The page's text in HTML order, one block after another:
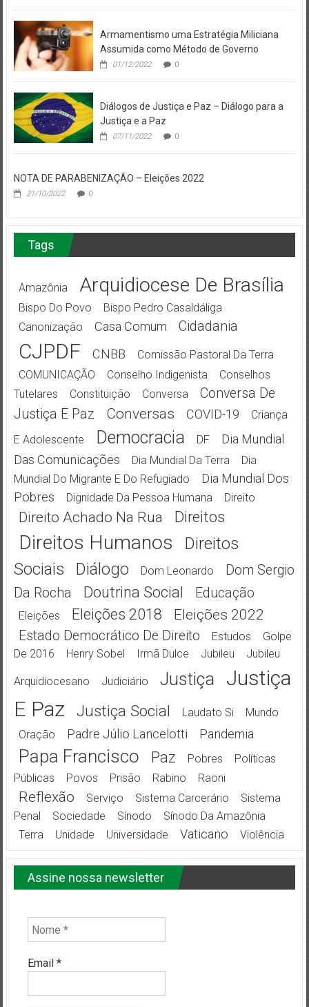
Armamentismo uma Estratégia Miliciana
Assumida como Método de Governo
01/12/2022 0
Diálogos de Justiça e Paz – Diálogo para a
Justiça e a Paz
07/11/2022 0
NOTA DE PARABENIZAÇÃO – Eleições 2022
31/10/2022 0
Tags
Amazônia Arquidiocese De Brasília
Bispo Do Povo
Bispo Pedro Casaldáliga
Canonização
Casa Comum Cidadania
CJPDF CNBB
Comissão Pastoral Da Terra
COMUNICAÇÃO
Conselho Indigenista
Conselhos
Tutelares
Constituição Conversa
Conversa De
Justiça E Paz
Conversas COVID-19
Criança
E Adolescente
Democracia DF
Dia Mundial
Das Comunicações
Dia Mundial Da Terra
Dia
Mundial Do Migrante E Do Refugiado
Dia Mundial Dos
Pobres
Dignidade Da Pessoa Humana Direito
Direito Achado Na Rua Direitos
Direitos Humanos
Direitos
Sociais
Diálogo Dom Leonardo
Dom Sergio
Da Rocha
Doutrina Social Educação
Eleições Eleições 2018 Eleições 2022
Estado Democrático De Direito Estudos
Golpe
De 2016
Henry Sobel Irmã Dulce Jubileu Jubileu
Arquidiocesano Judiciário Justiça
Justiça
E Paz
Justiça Social Laudato Si
Mundo
Oração
Padre Júlio Lancelotti Pandemia
Papa Francisco Paz Pobres
Políticas
Públicas
Povos Prisão Rabino Raoni
Reflexão Serviço Sistema Carcerário
Sistema
Penal
Sociedade Sínodo
Sínodo Da Amazônia
Terra
Unidade Universidade Vaticano Violência
Assine nossa newsletter
Email *